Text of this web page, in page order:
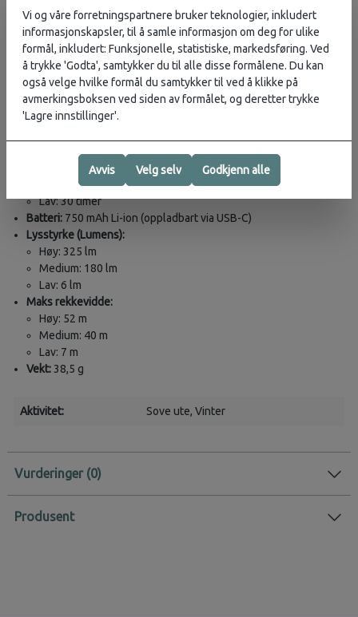
Lite og kompakt design som passer under bremmen på en hatt
Fleksibelt vingebånd gir stabil og komfortabel passform
Hurtiglading med USB-C-kabel
Vannavstøtende (IPX4)
360-graders synlighet med reflekterende hodebånd
Tekniske spesifikasjoner
Høy: 2,5 timer
Medium: 4,3 timer
Lav: 30 timer
Batteri: 750 mAh Li-ion (oppladbart via USB-C)
Lysstyrke (Lumens):
Høy: 325 lm
Medium: 180 lm
Lav: 6 lm
Maks rekkevidde:
Høy: 52 m
Medium: 40 m
Lav: 7 m
Vekt: 38,5 g
Aktivitet: Sove ute, Vinter
Vurderinger
Produsent
Vi og våre forretningspartnere bruker teknologier, inkludert
informasjonskapsler, til å samle informasjon om deg for ulike
formål, inkludert: Funksjonelle, statistiske, markedsføring. Ved
å trykke 'Godta', samtykker du til alle disse formålene. Du kan
også velge hvilke formål du samtykker til ved å klikke på
avmerkingsboksen ved siden av formålet, og deretter trykke
'Lagre innstillinger'.
Avvis Velg selv Godkjenn alle